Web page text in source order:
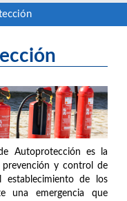
Autoprotección es la
prevención y control de
de los
una emergencia que